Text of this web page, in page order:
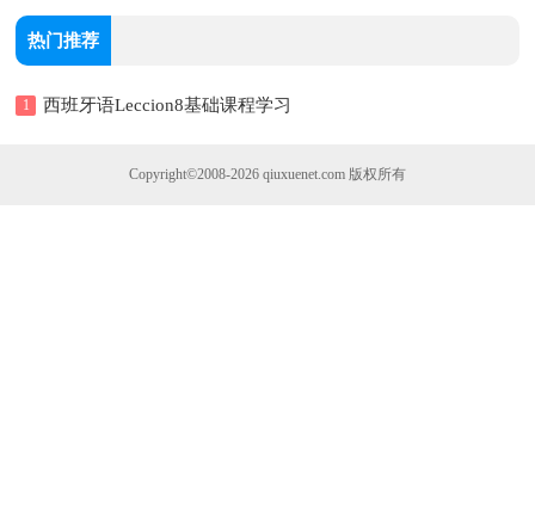
热门推荐
1 西班牙语Leccion8基础课程学习
Copyright©2008-2026 qiuxuenet.com 版权所有